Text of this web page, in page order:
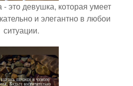
это девушка, которая умеет
и элегантно в любои
ситуации.